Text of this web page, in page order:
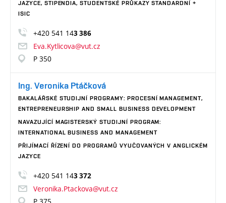
JAZYCE, STIPENDIA, STUDENTSKÉ PRŮKAZY STANDARDNÍ +
ISIC
+420 541 143 386
Eva.Kytlicova@vut.cz
P 350
Ing. Veronika Ptáčková
BAKALÁŘSKÉ STUDIJNÍ PROGRAMY: PROCESNÍ MANAGEMENT,
ENTREPRENEURSHIP AND SMALL BUSINESS DEVELOPMENT
NAVAZUJÍCÍ MAGISTERSKÝ STUDIJNÍ PROGRAM:
INTERNATIONAL BUSINESS AND MANAGEMENT
PŘIJÍMACÍ ŘÍZENÍ DO PROGRAMŮ VYUČOVANÝCH V ANGLICKÉM
JAZYCE
+420 541 143 372
Veronika.Ptackova@vut.cz